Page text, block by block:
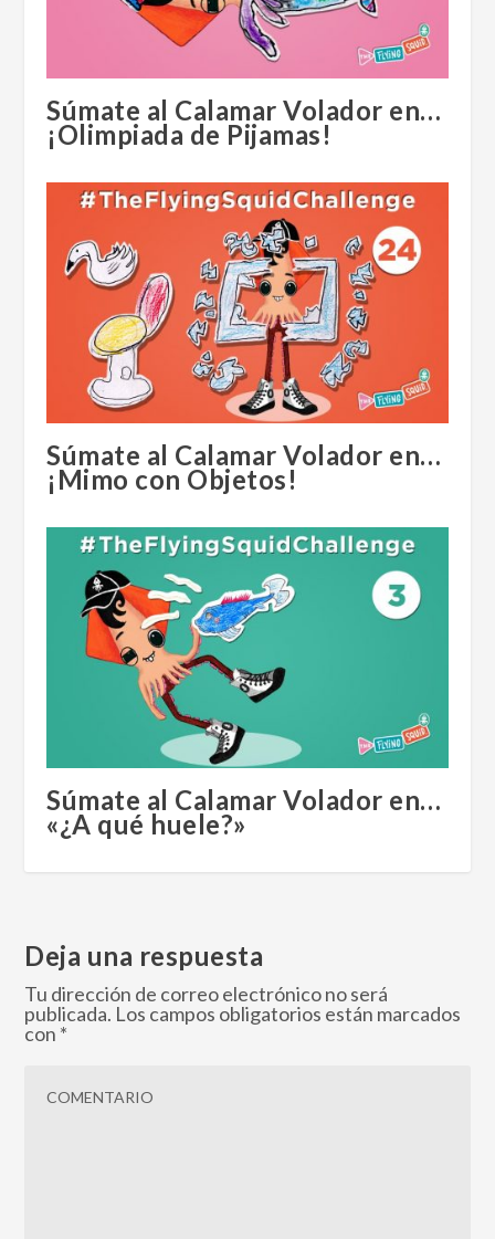
Súmate al Calamar Volador en…
¡Olimpiada de Pijamas!
Súmate al Calamar Volador en…
¡Mimo con Objetos!
Súmate al Calamar Volador en…
«¿A qué huele?»
Deja una respuesta
Tu dirección de correo electrónico no será
publicada. Los campos obligatorios están marcados
con *